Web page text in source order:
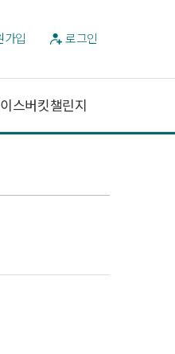
가입 로그인
스버킷챌린지